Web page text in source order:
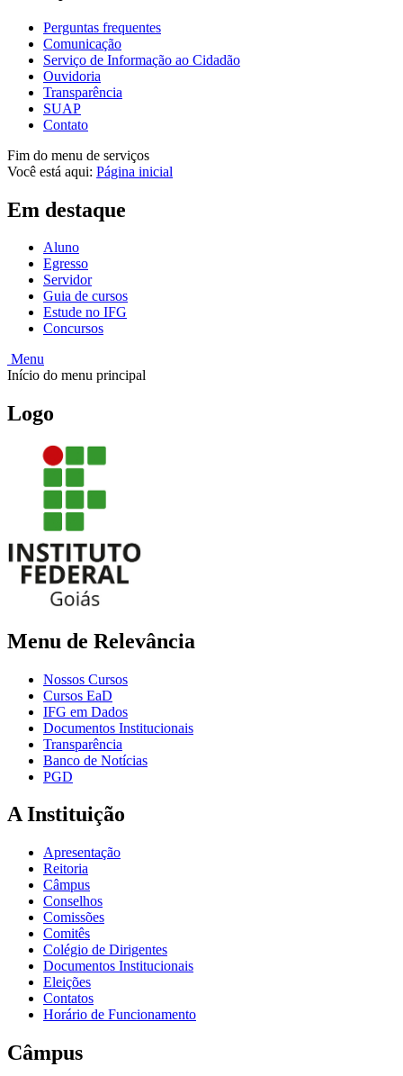
Perguntas frequentes
Comunicação
Serviço de Informação ao Cidadão
Ouvidoria
Transparência
SUAP
Contato
Fim do menu de serviços
Você está aqui: Página inicial
Em destaque
Aluno
Egresso
Servidor
Guia de cursos
Estude no IFG
Concursos
Menu
Início do menu principal
Logo
Menu de Relevância
Nossos Cursos
Cursos EaD
IFG em Dados
Documentos Institucionais
Transparência
Banco de Notícias
PGD
A Instituição
Apresentação
Reitoria
Câmpus
Conselhos
Comissões
Comitês
Colégio de Dirigentes
Documentos Institucionais
Eleições
Contatos
Horário de Funcionamento
Câmpus